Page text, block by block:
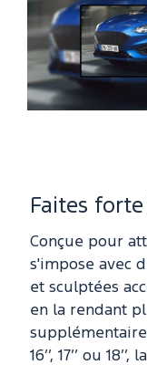
Faites
Conçue pour
s'impose avec
et sculptées
en la rendant
16’’, 17’’ ou